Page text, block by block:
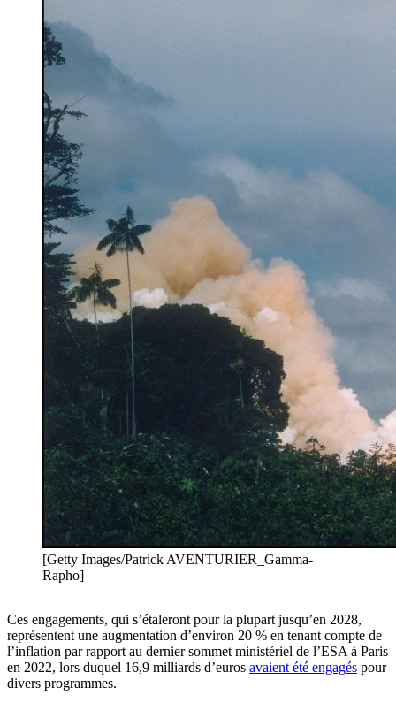
[Getty Images/Patrick AVENTURIER_Gamma-
Rapho]
Ces engagements, qui s’étaleront pour la plupart jusqu’en 2028,
représentent une augmentation d’environ 20 % en tenant compte de
l’inflation par rapport au dernier sommet ministériel de l’ESA à Paris
en 2022, lors duquel 16,9 milliards d’euros avaient été engagés pour
divers programmes.